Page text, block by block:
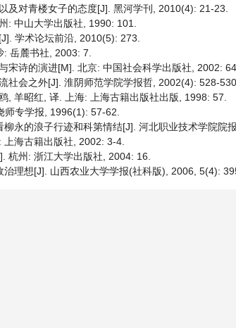
及对青楼女子的态度[J]. 黑河学刊, 2010(4): 21-23.
: 中山大学出版社, 1990: 101.
学术论坛前沿, 2010(5): 273.
岳麓书社, 2003: 7.
诗的演进[M]. 北京: 中国社会科学出版社, 2002: 64.
社会之外[J]. 淮阴师范学院学报哲, 2002(4): 528-530.
, 羊昭红, 译. 上海: 上海古籍出版社出版, 1998: 57.
专学报, 1996(1): 57-62.
永的浪子行迹和科第情结[J]. 河北职业技术学院院
海古籍出版社, 2002: 3-4.
杭州: 浙江大学出版社, 2004: 16.
理想[J]. 山西农业大学学报(社科版), 2006, 5(4):